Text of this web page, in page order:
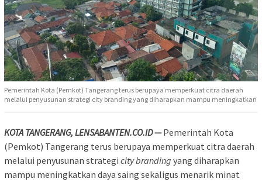
Pemerintah Kota (Pemkot) Tangerang terus berupaya memperkuat citra daerah
melalui penyusunan strategi city branding yang diharapkan mampu meningkatkan
KOTA TANGERANG, LENSABANTEN.CO.ID — Pemerintah Kota
(Pemkot) Tangerang terus berupaya memperkuat citra daerah
melalui penyusunan strategi city branding yang diharapkan
mampu meningkatkan daya saing sekaligus menarik minat